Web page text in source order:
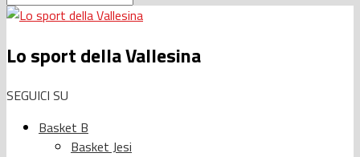
Lo sport della Vallesina
SEGUICI SU
Basket B
Basket Jesi